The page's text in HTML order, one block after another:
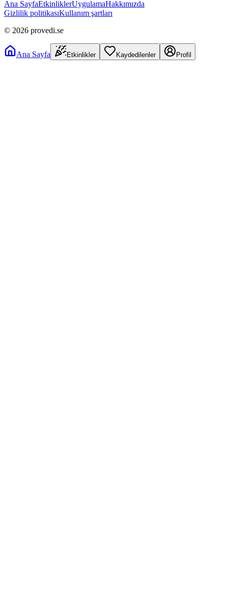
Ana SayfaEtkinliklerUygulamaHakkımızda
Gizlilik politikasıKullanım şartları
© 2026 provedi.se
Ana Sayfa Etkinlikler Kaydedilenler Profil